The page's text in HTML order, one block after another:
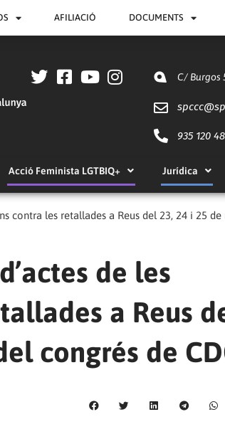
AFILIACIÓ DOCUMENTS
C/ Burgos
spccc@
935 120
Acció Feminista LGTBIQ+ Jurídica
contra les retallades a Reus del 23, 24 i 25
de les
a Reus
congrés de